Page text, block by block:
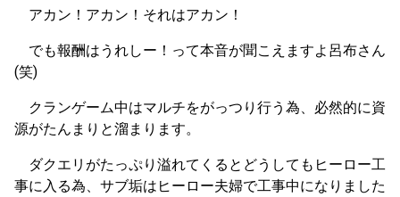
アカン！アカン！それはアカン！
でも報酬はうれしー！って本音が聞こえますよ呂布さん
(笑)
クランゲーム中はマルチをがっつり行う為、必然的に資
源がたんまりと溜まります。
ダクエリがたっぷり溢れてくるとどうしてもヒーロー工
事に入る為、サブ垢はヒーロー夫婦で工事中になりました